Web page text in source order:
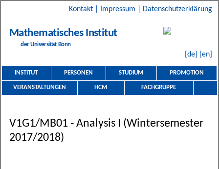
Kontakt Impressum Datenschutzerklärung
Mathematisches Institut
der Universität Bonn
[de] [en]
INSTITUT PERSONEN STUDIUM PROMOTION
VERANSTALTUNGEN HCM FACHGRUPPE
V1G1/MB01 - Analysis I (Wintersemester
2017/2018)